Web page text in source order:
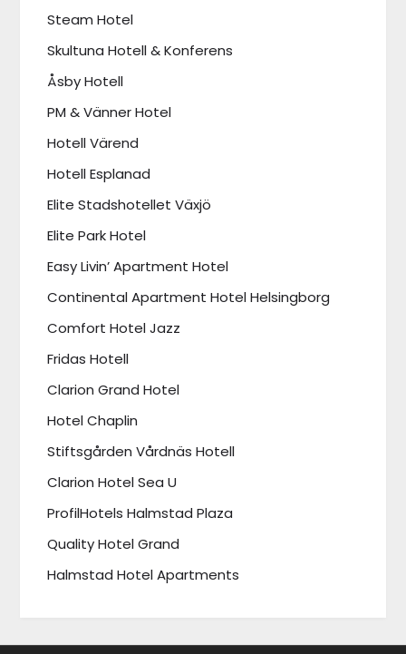
Steam Hotel
Skultuna Hotell & Konferens
Åsby Hotell
PM & Vänner Hotel
Hotell Värend
Hotell Esplanad
Elite Stadshotellet Växjö
Elite Park Hotel
Easy Livin’ Apartment Hotel
Continental Apartment Hotel Helsingborg
Comfort Hotel Jazz
Fridas Hotell
Clarion Grand Hotel
Hotel Chaplin
Stiftsgården Vårdnäs Hotell
Clarion Hotel Sea U
ProfilHotels Halmstad Plaza
Quality Hotel Grand
Halmstad Hotel Apartments